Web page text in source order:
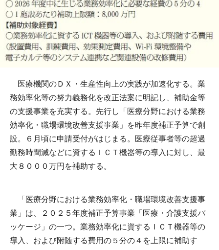
医療機関のＤＸ・生産性向上の実践が加速化する。業
務効率化等の努力義務化を改正法案に明記し、補助金等
の支援事業を充実する。先行し「医療分野における業務
効率化・職場環境改善支援事業」を昨年度補正予算で創
設。６月頃に申請受付がはじまる。医療従事者等の超過
勤務時間減などに資するＩＣＴ機器等の導入に対し、最
大８０００万円を補助する。
「医療分野における業務効率化・職場環境改善支援事
業」は、２０２５年度補正予算事業「医療・介護支援パ
ッケージ」の一つ。業務効率化に資するＩＣＴ機器等の
導入、および附随する費用の５分の４を上限に補助す